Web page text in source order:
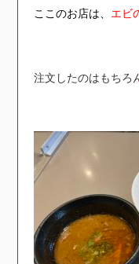
ここのお店は、 エビ
注文したのはもちろ